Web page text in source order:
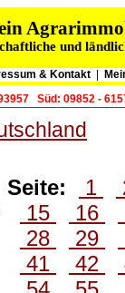
und
& Kontakt
Süd: 09852 -
Seite: 1
15
16
28
29
41
42